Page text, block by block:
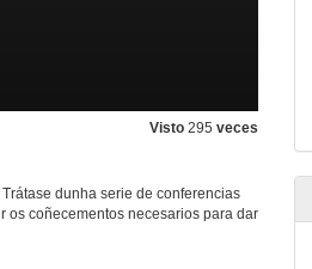
Visto 295 veces
dunha serie de conferencias
os coñecementos necesarios para dar